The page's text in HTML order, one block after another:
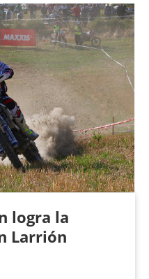
logra la
Larrión